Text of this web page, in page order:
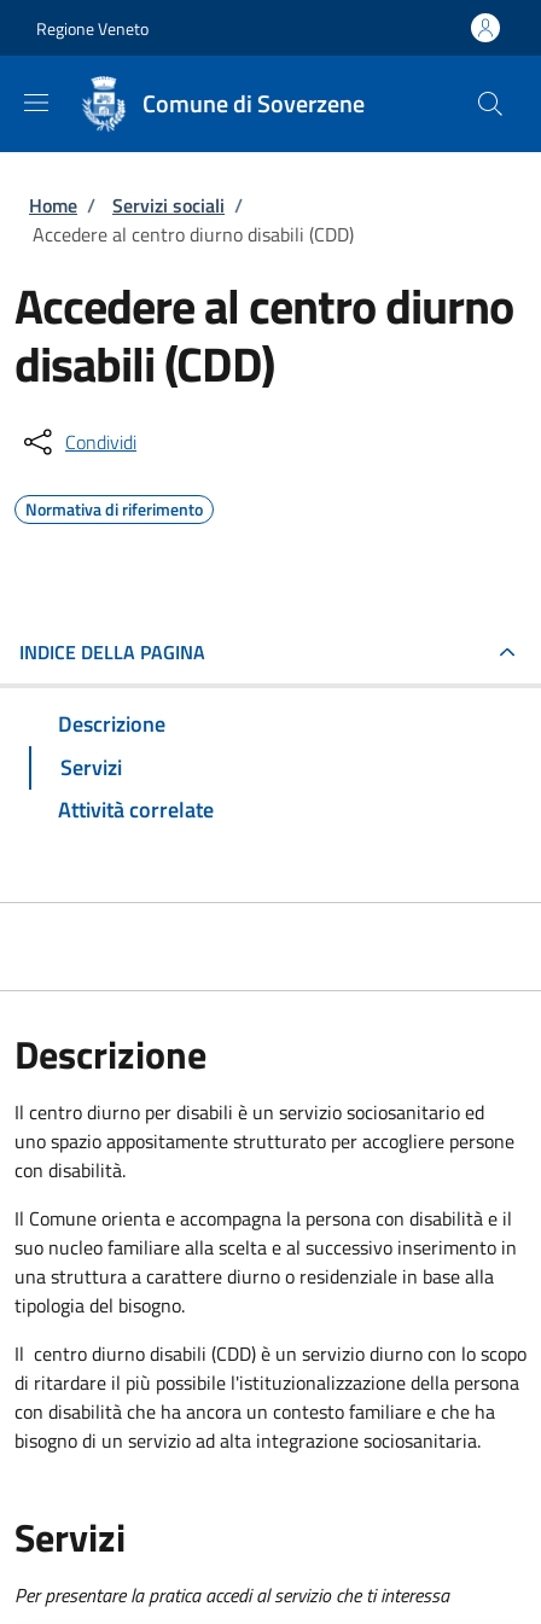
Regione Veneto
Comune di Soverzene
Briciole di pane
Home / Servizi sociali /
Accedere al centro diurno disabili (CDD)
Accedere al centro diurno
disabili (CDD)
Condividi
Normativa di riferimento
INDICE DELLA PAGINA
Descrizione
Servizi
Attività correlate
Descrizione
Il centro diurno per disabili è un servizio sociosanitario ed
uno spazio appositamente strutturato per accogliere persone
con disabilità.
Il Comune orienta e accompagna la persona con disabilità e il
suo nucleo familiare alla scelta e al successivo inserimento in
una struttura a carattere diurno o residenziale in base alla
tipologia del bisogno.
Il centro diurno disabili (CDD) è un servizio diurno con lo scopo
di ritardare il più possibile l'istituzionalizzazione della persona
con disabilità che ha ancora un contesto familiare e che ha
bisogno di un servizio ad alta integrazione sociosanitaria.
Servizi
Per presentare la pratica accedi al servizio che ti interessa